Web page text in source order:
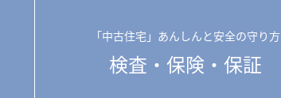
「中古住宅」あんしんと安全の守り方
検査・保険・保証